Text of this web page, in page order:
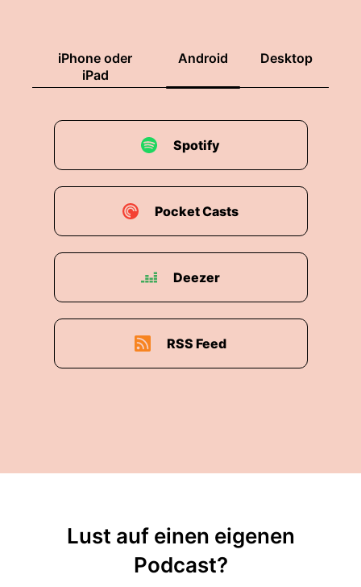
iPhone oder
iPad
Android Desktop
Spotify
Pocket Casts
Deezer
RSS Feed
Lust auf einen eigenen
Podcast?